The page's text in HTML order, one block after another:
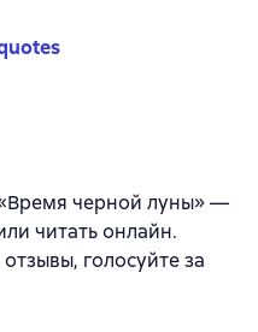
черной луны» —
читать онлайн.
голосуйте за